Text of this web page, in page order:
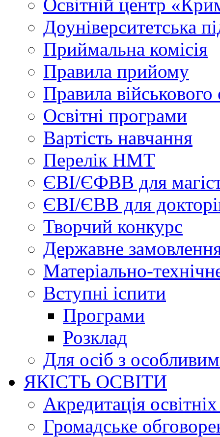
Освітній центр
Доуніверситетська
Приймальна комісія
Правила прийому
Правила військового
Освітні програми
Вартість навчання
Перелік НМТ
ЄВІ/ЄФВВ для
ЄВІ/ЄВВ для
Творчий конкурс
Державне
Матеріально-
Вступні іспити
Програми
Розклад
Для осіб з
ЯКІСТЬ ОСВІТИ
Акредитація
Громадське